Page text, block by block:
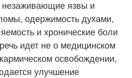
незаживающие язвы и
одержимость духами,
и хронические боли
идет не о медицинском
освобождении,
улучшение